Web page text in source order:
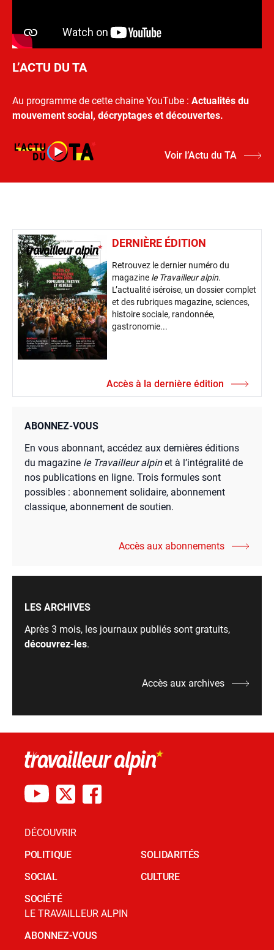
L’ACTU DU TA
Au programme de cette chaine YouTube : Actualités du
mouvement social, décryptages et découvertes.
Voir l’Actu du TA
DERNIÈRE ÉDITION
Retrouvez le dernier numéro du
magazine le Travailleur alpin.
L’actualité iséroise, un dossier complet
et des rubriques magazine, sciences,
histoire sociale, randonnée,
gastronomie...
Accès à la dernière édition
ABONNEZ-VOUS
En vous abonnant, accédez aux dernières éditions
du magazine le Travailleur alpinet à l’intégralité de
nos publications en ligne. Trois formules sont
possibles : abonnement solidaire, abonnement
classique, abonnement de soutien.
Accès aux abonnements
LES ARCHIVES
Après 3 mois, les journaux publiés sont gratuits,
découvrez-les.
Accès aux archives
DÉCOUVRIR
POLITIQUE
SOCIAL
SOCIÉTÉ
SOLIDARITÉS
CULTURE
LE TRAVAILLEUR ALPIN
ABONNEZ-VOUS